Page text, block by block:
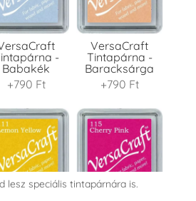
-
Babakék
+790 Ft
VersaCraft
Tintapárna -
Baracksárga
+790 Ft
lesz speciális tintapárnára is.